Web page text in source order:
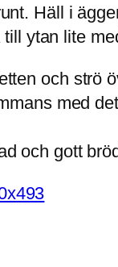
Häll i
ytan lite
och strö
med
och gott